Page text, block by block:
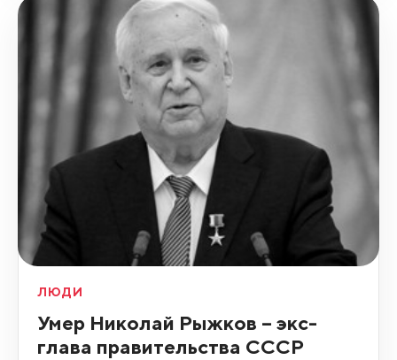
ЛЮДИ
Умер Николай Рыжков – экс-
глава правительства СССР